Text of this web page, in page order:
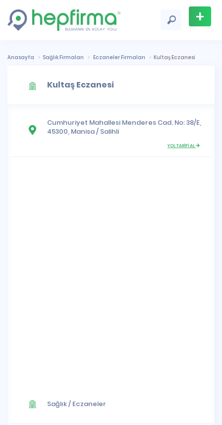
+
Ekle
Anasayfa Sağlık Firmaları Eczaneler Firmaları Kultaş Eczanesi
Kultaş Eczanesi
Cumhuriyet Mahallesi Menderes Cad. No: 38/E,
45300, Manisa/ Salihli
YOL TARİFİ AL
Sağlık/ Eczaneler